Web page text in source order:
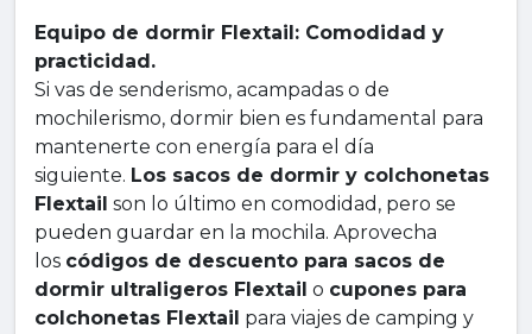
Equipo de dormir Flextail: Comodidad y
practicidad.
Si vas de senderismo, acampadas o de
mochilerismo, dormir bien es fundamental para
mantenerte con energía para el día
siguiente. Los sacos de dormir y colchonetas
Flextail son lo último en comodidad, pero se
pueden guardar en la mochila. Aprovecha
los códigos de descuento para sacos de
dormir ultraligeros Flextail o cupones para
colchonetas Flextail para viajes de camping y